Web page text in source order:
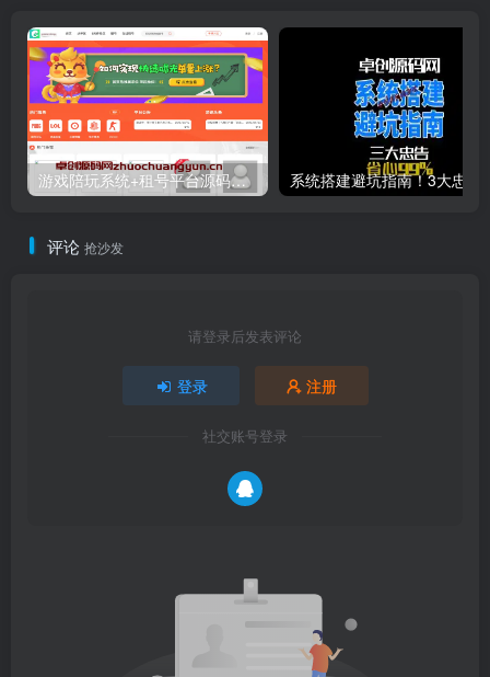
游戏陪玩系统+租号平台源码下载｜小姐姐陪玩/声优任务/绝地LOL下单｜多端适配威客平台源码
评论 抢沙发
请登录后发表评论
登录 注册
社交账号登录